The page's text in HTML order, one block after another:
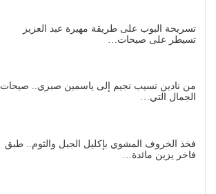
تسريحة البوب على طريقة مهيرة عبد العزيز
تسيطر على صيحات…
من نادين نسيب نجيم إلى ياسمين صبري.. صيحات
الجمال التي…
فخذ الخروف المشوي بإكليل الجبل والثوم.. طبق
فاخر يزين مائدة…